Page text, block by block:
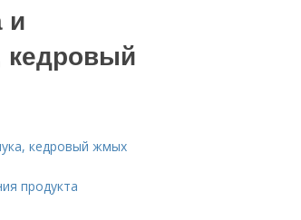
и
кедровый
кедровый жмых
продукта